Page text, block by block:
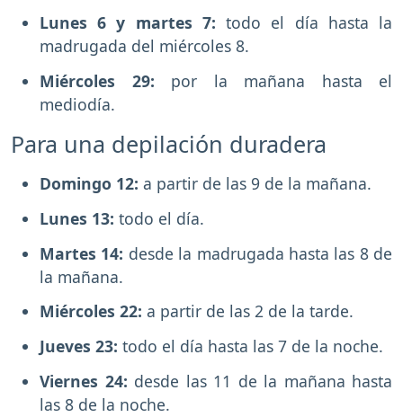
Lunes 6 y martes 7: todo el día hasta la
madrugada del miércoles 8.
Miércoles 29: por la mañana hasta el
mediodía.
Para una depilación duradera
Domingo 12: a partir de las 9 de la mañana.
Lunes 13: todo el día.
Martes 14: desde la madrugada hasta las 8 de
la mañana.
Miércoles 22: a partir de las 2 de la tarde.
Jueves 23: todo el día hasta las 7 de la noche.
Viernes 24: desde las 11 de la mañana hasta
las 8 de la noche.